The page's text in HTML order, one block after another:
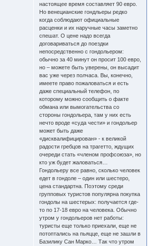
настоящее время составляет 90 евро.
Но венецианские гондльеры редко
когда соблюдают официальные
расценки и их наручные часы заметно
спешат. О цене надо всегда
договариваться до поездки
непосредственно с гондольером:
обычно за 40 минут он просит 100 евро,
но – можете быть уверены, он высадит
вас уже через полчаса. Вы, конечно,
имеете право пожаловаться и есть
даже специальный телефон, по
которому можно сообщить о факте
обмана или вымогательства со
стороны гондольера, там у них есть
нечто вроде «суда чести» и гондольер
может быть даже
«дисквалифицирован» - к великой
радости гребцов на трагетто, ждущих
очереди стать «членом профсоюза», но
кто уж будет жаловаться…
Гондольеру все равно, сколько человек
едет в гондоле – один или шестеро,
цена стандартна. Поэтому среди
групповых туристов популярна покупка
гондолы на шестерых: получается где-
то по 17-18 евро на человека. Обычно
утром у гондольеров нет работы:
туристы еще только приехали, еще не
потоптались на пьяцце, еще не зашли в
Базилику Сан Марко… Так что утром